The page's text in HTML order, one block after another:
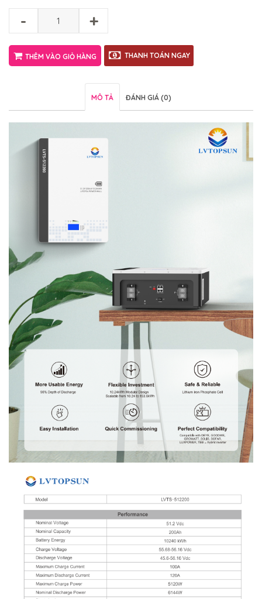
- +
THÊM VÀO GIỎ HÀNG THANH TOÁN NGAY
MÔ TẢ ĐÁNH GIÁ (0)